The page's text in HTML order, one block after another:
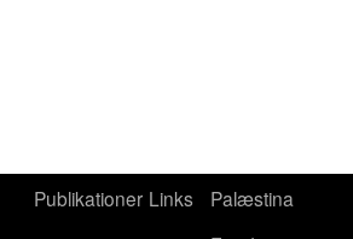
Publikationer Links
Palæstina